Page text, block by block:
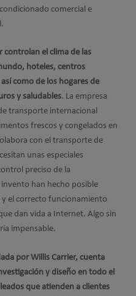
comercial e
controlan el clima de las
hoteles, centros
como de los hogares de
y saludables. La empresa
transporte internacional
frescos y congelados en
con el transporte de
unas especiales
preciso de la
han hecho posible
el correcto funcionamiento
dan vida a Internet. Algo sin
impensable.
por Willis Carrier, cuenta
y diseño en todo el
que atienden a clientes